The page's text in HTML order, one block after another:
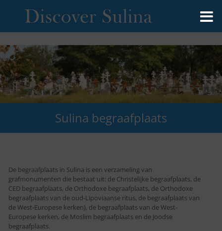
Sulina begraafplaats
De begraafplaats in Sulina is een verzameling van
grafmonumenten die bestaat uit: de Christelijke begraafplaats, de
CED begraafplaats, de Orthodoxe begraafplaats, de Orthodoxe
begraafplaats van de oud-Lipoviaanse ritus, de begraafplaats van
de West-Europese kerken), de begraafplaats van de West-
Europese kerken, de Moslim begraafplaats en de Joodse
begraafplaats.